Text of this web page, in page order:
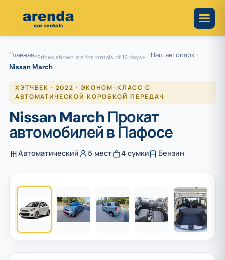
Главная*Prices shown are for rentals of 16 days+
Наш автопарк
Nissan March
ХЭТЧБЕК · 2022 · ЭКОНОМ-КЛАСС С
АВТОМАТИЧЕСКОЙ КОРОБКОЙ ПЕРЕДАЧ
Nissan March Прокат
автомобилей в Пафосе
Автоматический 5 мест 4 сумки Бензин